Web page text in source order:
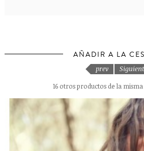
AÑADIR A LA
16 otros productos de la
prev